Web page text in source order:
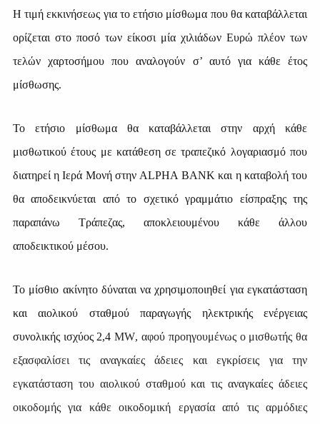
Η τιμή εκκινήσεως για το ετήσιο μίσθωμα που θα καταβάλλεται
ορίζεται στο ποσό των είκοσι μία χιλιάδων Ευρώ πλέον των
τελών χαρτοσήμου που αναλογούν σ’ αυτό για κάθε έτος
μίσθωσης.
Το ετήσιο μίσθωμα θα καταβάλλεται στην αρχή κάθε
μισθωτικού έτους με κατάθεση σε τραπεζικό λογαριασμό που
διατηρεί η Ιερά Μονή στην ALPHA BANK και η καταβολή του
θα αποδεικνύεται από το σχετικό γραμμάτιο είσπραξης της
παραπάνω Τράπεζας, αποκλειουμένου κάθε άλλου
αποδεικτικού μέσου.
Το μίσθιο ακίνητο δύναται να χρησιμοποιηθεί για εγκατάσταση
και αιολικού σταθμού παραγωγής ηλεκτρικής ενέργειας
συνολικής ισχύος 2,4MW, αφού προηγουμένως ο μισθωτής θα
εξασφαλίσει τις αναγκαίες άδειες και εγκρίσεις για την
εγκατάσταση του αιολικού σταθμού και τις αναγκαίες άδειες
οικοδομής για κάθε οικοδομική εργασία από τις αρμόδιες